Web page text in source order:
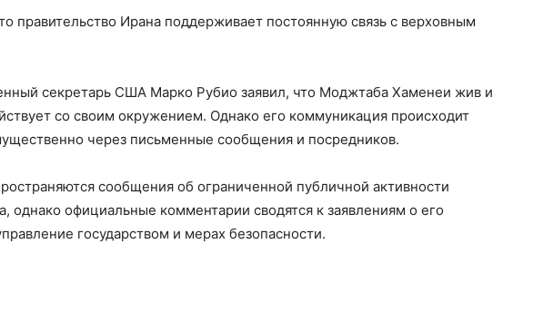
правительство Ирана поддерживает постоянную связь с верховным
секретарь США Марко Рубио заявил, что Моджтаба Хаменеи жив и
со своим окружением. Однако его коммуникация происходит
через письменные сообщения и посредников.
сообщения об ограниченной публичной активности
однако официальные комментарии сводятся к заявлениям о его
государством и мерах безопасности.